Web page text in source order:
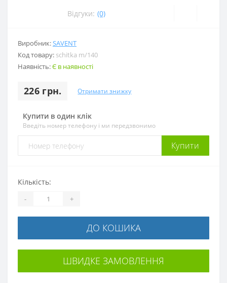
Відгуки: (0)
Виробник:SAVENT
Код товару: schitka m/140
Наявність:Є в наявності
226 грн. Отримати знижку
Купити в один клік
Введіть номер телефону і ми передзвонимо
Купити
Кількість:
- +
ДО КОШИКА
ШВИДКЕ ЗАМОВЛЕННЯ